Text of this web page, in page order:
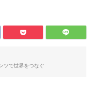
ツで世界をつなぐ